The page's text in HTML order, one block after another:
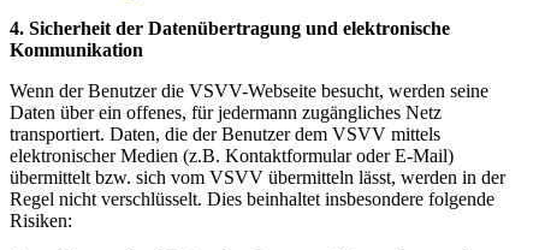
4. Sicherheit der Datenübertragung und elektronische
Kommunikation
Wenn der Benutzer die VSVV-Webseite besucht, werden seine
Daten über ein offenes, für jedermann zugängliches Netz
transportiert. Daten, die der Benutzer dem VSVV mittels
elektronischer Medien (z.B. Kontaktformular oder E-Mail)
übermittelt bzw. sich vom VSVV übermitteln lässt, werden in der
Regel nicht verschlüsselt. Dies beinhaltet insbesondere folgende
Risiken: